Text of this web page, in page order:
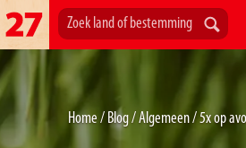
Home / Blog/Algemeen/5x op